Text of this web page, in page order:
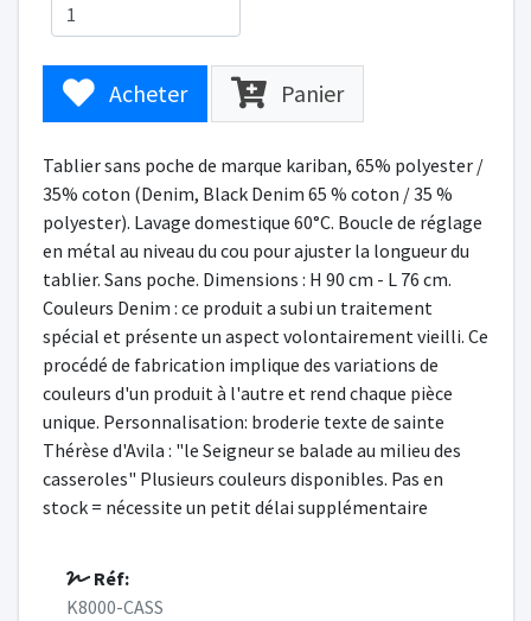
Acheter Panier
Tablier sans poche de marque kariban, 65% polyester /
35% coton (Denim, Black Denim 65 % coton / 35 %
polyester). Lavage domestique 60°C. Boucle de réglage
en métal au niveau du cou pour ajuster la longueur du
tablier. Sans poche. Dimensions : H 90 cm - L 76 cm.
Couleurs Denim : ce produit a subi un traitement
spécial et présente un aspect volontairement vieilli. Ce
procédé de fabrication implique des variations de
couleurs d'un produit à l'autre et rend chaque pièce
unique. Personnalisation: broderie texte de sainte
Thérèse d'Avila : "le Seigneur se balade au milieu des
casseroles" Plusieurs couleurs disponibles. Pas en
stock = nécessite un petit délai supplémentaire
Réf:
K8000-CASS